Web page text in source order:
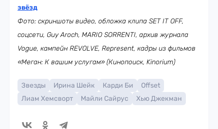
звёзд
Фото: скриншоты видео, обложка клипа SET IT OFF,
соцсети, Guy Aroch, MARIO SORRENTI, архив журнала
Vogue, кампейн REVOLVE, Represent, кадры из фильмов
«Меган: К вашим услугам» (Кинопоиск, Kinorium)
Звезды Ирина Шейк Карди Би
Offset
Лиам Хемсворт
Майли Сайрус Хью Джекман